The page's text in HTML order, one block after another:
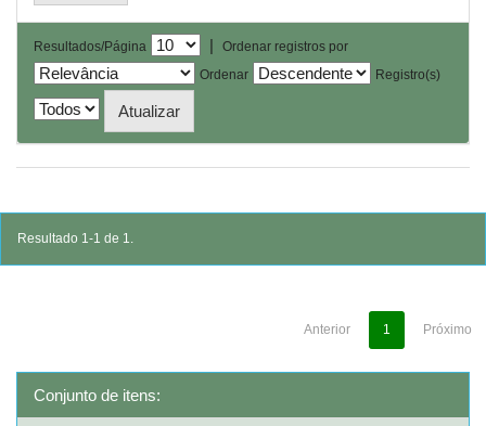
Resultados/Página |
Ordenar registros por
Ordenar
Registro(s)
Resultado 1-1 de 1.
Anterior 1 Próximo
Conjunto de itens: